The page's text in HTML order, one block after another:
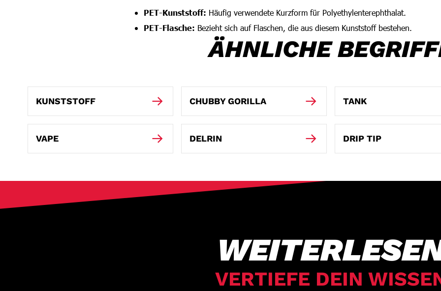
PET-Kunststoff: Häufig verwendete Kurzform für Polyethylenterephthalat.
PET-Flasche: Bezieht sich auf Flaschen, die aus diesem Kunststoff bestehen.
ÄHNLICHE
KUNSTSTOFF CHUBBY GORILLA TANK
VAPE DELRIN DRIP TIP
VERTIEFE DEIN